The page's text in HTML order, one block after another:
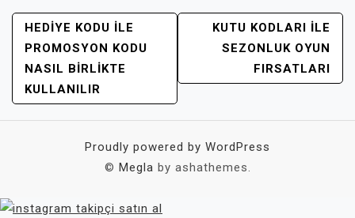
YAZI
GEZINMESI
HEDIYE KODU İLE
PROMOSYON KODU
NASIL BIRLIKTE
KULLANILIR
KUTU KODLARI İLE
SEZONLUK OYUN
FIRSATLARI
Proudly powered by WordPress
© Megla by ashathemes.